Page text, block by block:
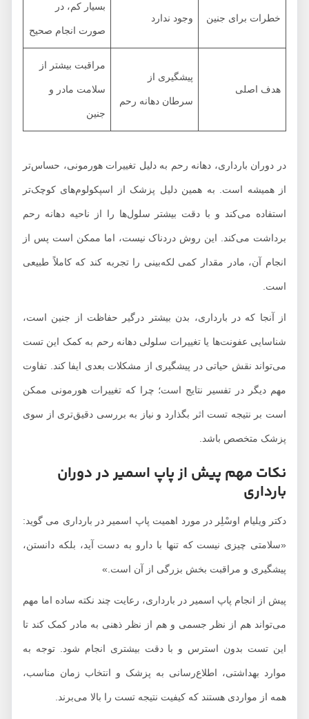
خطرات برای جنین وجود ندارد
بسیار کم، در
صورت انجام صحیح
هدف اصلی
پیشگیری از
سرطان دهانه رحم
مراقبت بیشتر از
سلامت مادر و
در دوران بارداری، دهانه رحم به دلیل تغییرات هورمونی، حساس‌تر
از همیشه است. به همین دلیل پزشک از اسپکولوم‌های کوچک‌تر
استفاده می‌کند و با دقت بیشتر سلول‌ها را از ناحیه دهانه رحم
برداشت می‌کند. این روش دردناک نیست، اما ممکن است پس از
انجام آن، مادر مقدار کمی لکه‌بینی را تجربه کند که کاملاً طبیعی
است.
از آنجا که در بارداری، بدن بیشتر درگیر حفاظت از جنین است،
شناسایی عفونت‌ها یا تغییرات سلولی دهانه رحم به کمک این تست
می‌تواند نقش حیاتی در پیشگیری از مشکلات بعدی ایفا کند. تفاوت
مهم دیگر در تفسیر نتایج است؛ چرا که تغییرات هورمونی ممکن
است بر نتیجه تست اثر بگذارد و نیاز به بررسی دقیق‌تری از سوی
پزشک متخصص باشد.
نکات مهم پیش از پاپ اسمیر در دوران
بارداری
دکتر ویلیام اوسْلِر در مورد اهمیت پاپ اسمیر در بارداری می گوید:
«سلامتی چیزی نیست که تنها با دارو به دست آید، بلکه دانستن،
پیشگیری و مراقبت بخش بزرگی از آن است.»
پیش از انجام پاپ اسمیر در بارداری، رعایت چند نکته ساده اما مهم
می‌تواند هم از نظر جسمی و هم از نظر ذهنی به مادر کمک کند تا
این تست بدون استرس و با دقت بیشتری انجام شود. توجه به
موارد بهداشتی، اطلاع‌رسانی به پزشک و انتخاب زمان مناسب،
همه از مواردی هستند که کیفیت نتیجه تست را بالا می‌برند.